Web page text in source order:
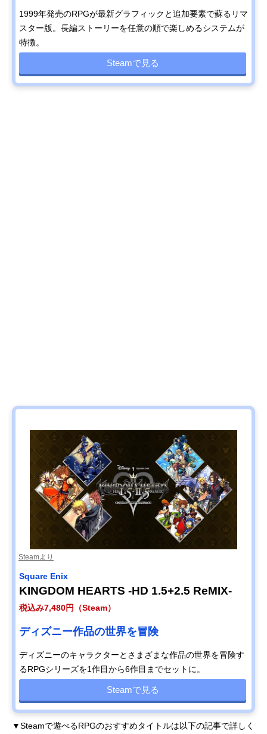
1999年発売のRPGが最新グラフィックと追加要素で蘇るリマ
スター版。長編ストーリーを任意の順で楽しめるシステムが
特徴。
Steamで見る
Steamより
Square Enix
KINGDOM HEARTS -HD 1.5+2.5 ReMIX-
税込み7,480円（Steam）
ディズニー作品の世界を冒険
ディズニーのキャラクターとさまざまな作品の世界を冒険す
るRPGシリーズを1作目から6作目までセットに。
Steamで見る
▼Steamで遊べるRPGのおすすめタイトルは以下の記事で詳しく